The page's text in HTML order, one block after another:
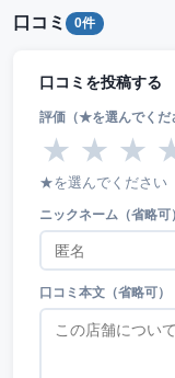
口コミ 0件
口コミを投稿する
評価（★を選んでくだ
★ ★ ★
★を選んでください
ニックネーム（省略可）
口コミ本文（省略可）